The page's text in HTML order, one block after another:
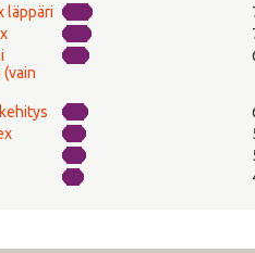
läppäri